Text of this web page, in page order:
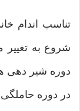
تناسب اندام
شروع به تغییر
دوره شیر دهی
در دوره حاملگی